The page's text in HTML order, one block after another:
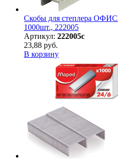
Скобы для степлера
1000шт., 222005
Артикул: 222005с
23,88 руб.
В корзину